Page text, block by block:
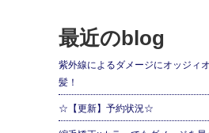
最近のblog
紫外線によるダメージにオッジィ
髪！
☆【更新】予約状況☆